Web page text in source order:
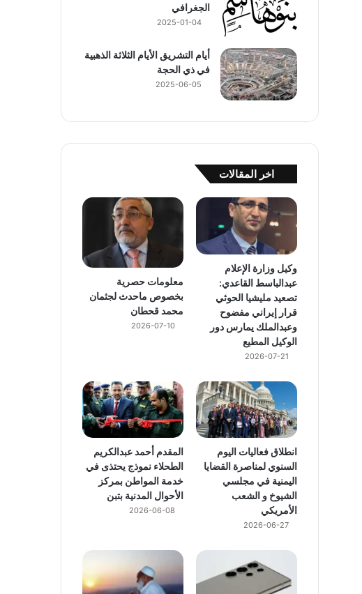
الجغرافي
2025-01-04
أيام التشريق الأيام الثلاثة الذهبية
في ذي الحجة
2025-06-05
اخر المقالات
وكيل وزارة الإعلام
عبدالباسط القاعدي:
تصعيد مليشيا الحوثي
قرار إيراني مفضوح
وعبدالملك يمارس دور
الوكيل المطيع
2026-07-21
معلومات حصرية
بخصوص ماحدث لجثمان
محمد قحطان
2026-07-10
انطلاق فعاليات اليوم
السنوي لمناصرة القضايا
اليمنية في مجلسي
الشيوخ و الشعب
الأمريكي
2026-06-27
المقدم أحمد عبدالكريم
الطحلاء نموذج يحتذى في
خدمة المواطن بمركز
الأحوال المدنية بتبن
2026-06-08